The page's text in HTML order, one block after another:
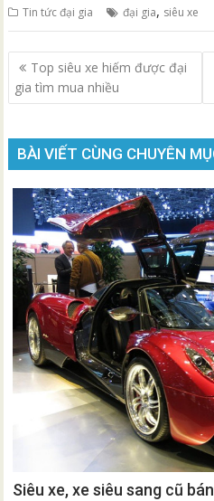
Tin tức đại gia đại gia, siêu xe
Điều
hướng
bài
viết
Top siêu xe hiếm được đại
gia tìm mua nhiều
BÀI VIẾT CÙNG CHUYÊN
Siêu xe, xe siêu sang cũ